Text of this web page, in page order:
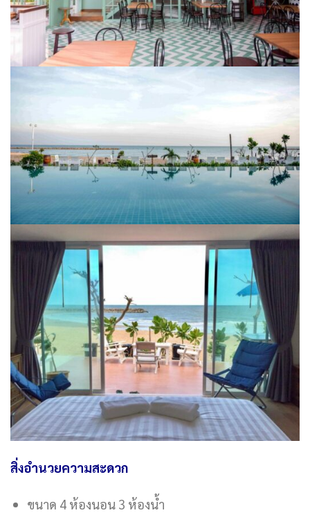
สิ่งอำนวยความสะดวก
ขนาด 4 ห้องนอน 3 ห้องน้ำ